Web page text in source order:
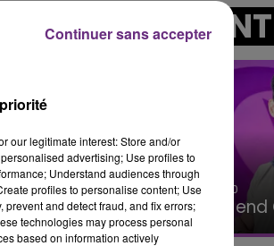
mission
A
FM
16h00 - 20h00
Le Week-
our legitimate interest: Store and/or
advertising; Use profiles to
Understand audiences through
profiles to personalise content; Use
and detect fraud, and fix errors;
technologies may process personal
based on information actively
Continuer sans accepter